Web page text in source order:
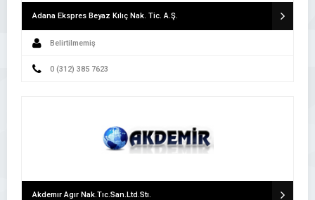
Adana Ekspres Beyaz Kılıç Nak. Tic. A.Ş.
Belirtilmemiş
0 (312) 385 7623
Akdemır Agır Nak.Tıc.San.Ltd.Stı.